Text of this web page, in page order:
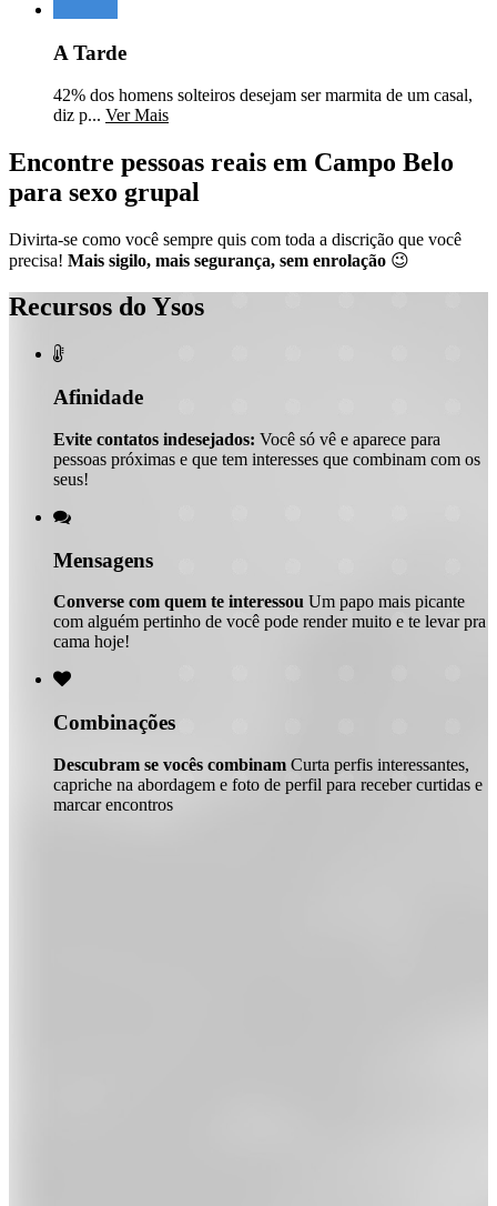
A Tarde
42% dos homens solteiros desejam ser marmita de um casal,
diz p... Ver Mais
Encontre pessoas reais em Campo Belo
para sexo grupal
Divirta-se como você sempre quis com toda a discrição que você
precisa! Mais sigilo, mais segurança, sem enrolação 😉
Recursos do Ysos

Afinidade
Evite contatos indesejados: Você só vê e aparece para
pessoas próximas e que tem interesses que combinam com os
seus!

Mensagens
Converse com quem te interessou Um papo mais picante
com alguém pertinho de você pode render muito e te levar pra
cama hoje!

Combinações
Descubram se vocês combinam Curta perfis interessantes,
capriche na abordagem e foto de perfil para receber curtidas e
marcar encontros